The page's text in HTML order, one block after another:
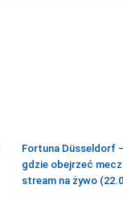
Fortuna Düsseldorf
gdzie obejrzeć
stream na żywo